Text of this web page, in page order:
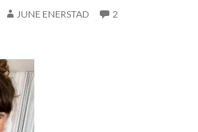
JUNE ENERSTAD
2